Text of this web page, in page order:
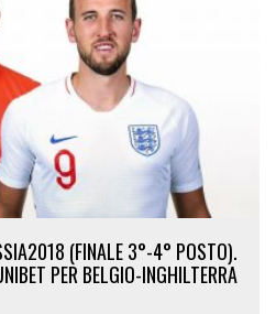
(FINALE 3°-4° POSTO).
PER BELGIO-INGHILTERRA